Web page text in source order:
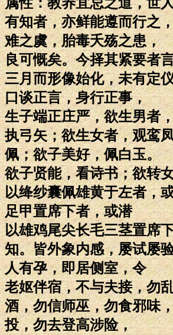
有知者，亦鲜能遵而行之
难之虞，胎毒夭殇之患，
良可慨矣。今择其紧要者
三月而形像始化，未有定
口谈正言，身行正事，
生子端正庄严，欲生男者
执弓矢；欲生女者，观鸾
佩；欲子美好，佩白玉。
欲子贤能，看诗书；欲转
以绛纱囊佩雄黄于左者，
足甲置席下者，或潜
以雄鸡尾尖长毛三茎置席
知。皆外象内感，屡试屡
人有孕，即居侧室，令
老妪伴宿，不与夫接，勿
酒，勿信师巫，勿食邪味
投，勿去登高涉险，